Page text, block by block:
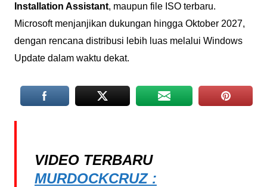
Installation Assistant, maupun file ISO terbaru.
Microsoft menjanjikan dukungan hingga Oktober 2027,
dengan rencana distribusi lebih luas melalui Windows
Update dalam waktu dekat.
VIDEO TERBARU
MURDOCKCRUZ :